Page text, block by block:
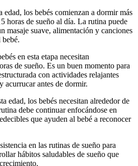
edad, los bebés comienzan a dormir más
horas de sueño al día. La rutina puede
masaje suave, alimentación y canciones
bebé.
en esta etapa necesitan
de sueño. Es un buen momento para
con actividades relajantes
acurrucar antes de dormir.
edad, los bebés necesitan alrededor de
debe continuar enfocándose en
que ayuden al bebé a reconocer
en las rutinas de sueño para
hábitos saludables de sueño que